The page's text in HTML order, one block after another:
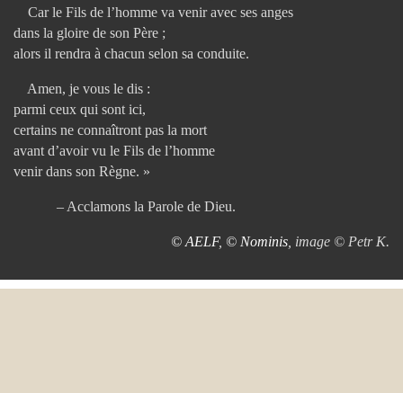
Car le Fils de l’homme va venir avec ses anges
dans la gloire de son Père ;
alors il rendra à chacun selon sa conduite.
Amen, je vous le dis :
parmi ceux qui sont ici,
certains ne connaîtront pas la mort
avant d’avoir vu le Fils de l’homme
venir dans son Règne. »
– Acclamons la Parole de Dieu.
© AELF, © Nominis , image © Petr K.